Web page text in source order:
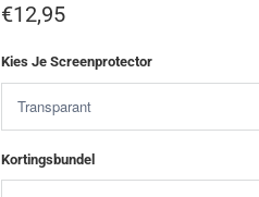
€12,95
Kies Je Screenprotector
Kortingsbundel